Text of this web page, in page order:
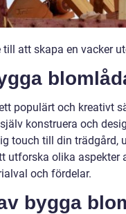
att skapa en vacker
populärt och kreativt
konstruera och
touch till din trädgård,
utforska olika aspekter
och fördelar.
bygga